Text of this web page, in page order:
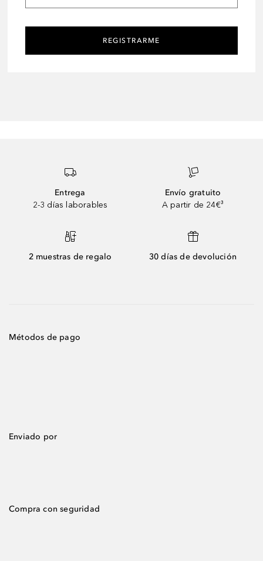
REGISTRARME
Entrega
2-3 días laborables
Envío gratuito
A partir de 24€³
2 muestras de regalo 30 días de devolución
Métodos de pago
Enviado por
Compra con seguridad